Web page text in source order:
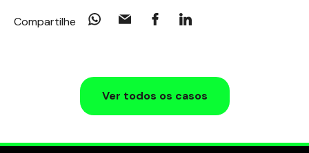
Compartilhe
Ver todos os casos